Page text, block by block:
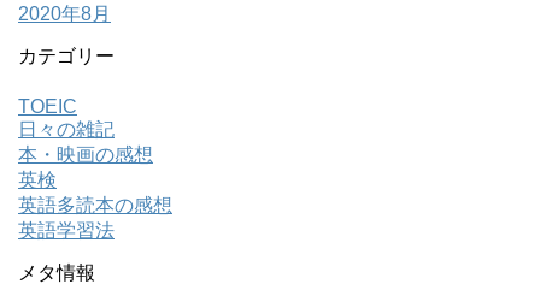
2020年8月
カテゴリー
TOEIC
日々の雑記
本・映画の感想
英検
英語多読本の感想
英語学習法
メタ情報